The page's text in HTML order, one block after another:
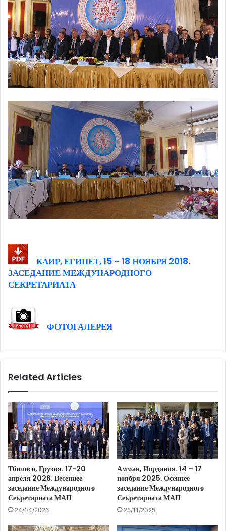
КАИР, ЕГИПЕТ, 15 – 18 НОЯБРЯ 2018.
ЗАСЕДАНИЕ МЕЖДУНАРОДНОГО
СЕКРЕТАРИАТА
ФОТОГАЛЕРЕЯ
Related Articles
Тбилиси, Грузия. 17-20
апреля 2026. Весеннее
заседание Международного
Секретариата МАП
24/04/2026
Амман, Иордания. 14 – 17
ноября 2025. Осеннее
заседание Международного
Секретариата МАП
25/11/2025